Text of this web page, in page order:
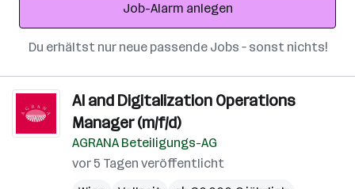
Job-Alarm anlegen
Du erhältst nur neue passende Jobs – sonst nichts!
AI and Digitalization Operations
Manager (m/f/d)
AGRANA Beteiligungs-AG
vor 5 Tagen veröffentlicht